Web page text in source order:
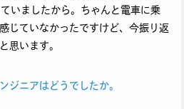
いましたから。ちゃんと電車に乗
じていなかったですけど、今振り返
思います。
ジニアはどうでしたか。